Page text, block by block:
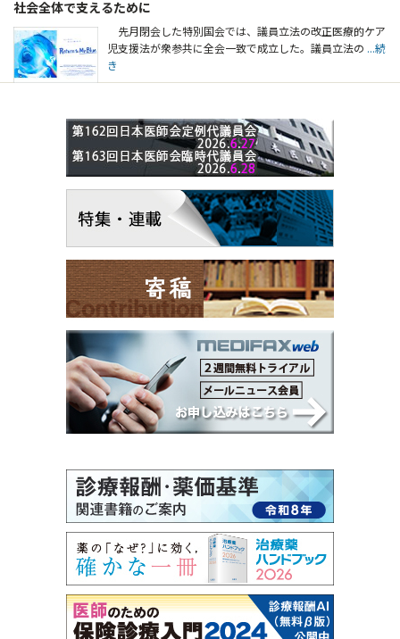
社会全体で支えるために
先月閉会した特別国会では、議員立法の改正医療的ケア
児支援法が衆参共に全会一致で成立した。議員立法の ...続
き